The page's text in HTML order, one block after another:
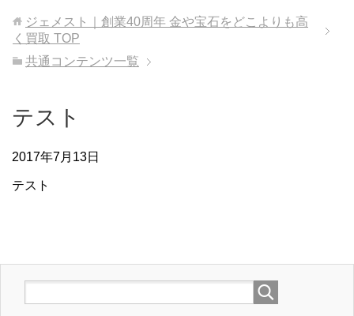
ジェメスト｜創業40周年 金や宝石をどこよりも高
く買取 TOP
共通コンテンツ一覧
テスト
2017年7月13日
テスト